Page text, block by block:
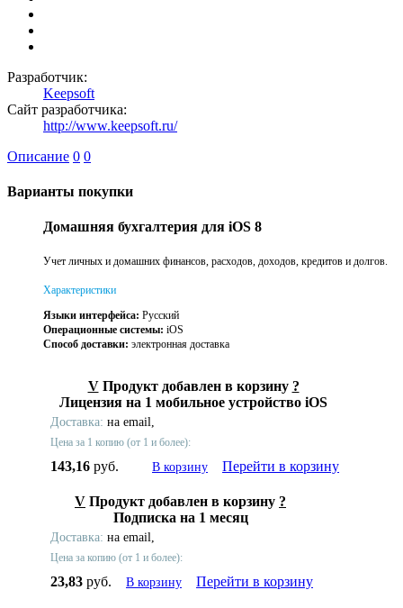
Разработчик:
Keepsoft
Сайт разработчика:
http://www.keepsoft.ru/
Описание 0 0
Варианты покупки
Домашняя бухгалтерия для iOS 8
Учет личных и домашних финансов, расходов, доходов, кредитов и долгов.
Характеристики
Языки интерфейса: Русский
Операционные системы: iOS
Способ доставки: электронная доставка
V Продукт добавлен в корзину ?
Лицензия на 1 мобильное устройство iOS
Доставка: на email,
Цена за 1 копию (от 1 и более):
143,16 руб. В корзину Перейти в корзину
V Продукт добавлен в корзину ?
Подписка на 1 месяц
Доставка: на email,
Цена за копию (от 1 и более):
23,83 руб. В корзину Перейти в корзину